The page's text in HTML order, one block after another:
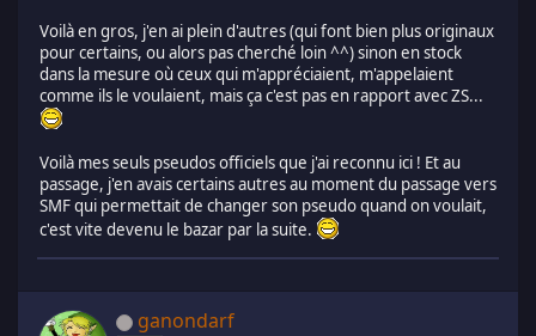
Voilà en gros, j'en ai plein d'autres (qui font bien plus originaux
pour certains, ou alors pas cherché loin ^^) sinon en stock
dans la mesure où ceux qui m'appréciaient, m'appelaient
comme ils le voulaient, mais ça c'est pas en rapport avec ZS...
Voilà mes seuls pseudos officiels que j'ai reconnu ici ! Et au
passage, j'en avais certains autres au moment du passage vers
SMF qui permettait de changer son pseudo quand on voulait,
c'est vite devenu le bazar par la suite.
ganondarf